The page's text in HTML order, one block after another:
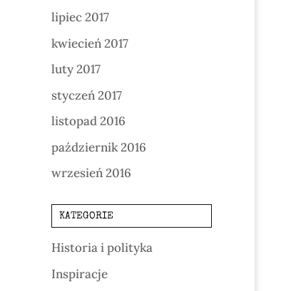
lipiec 2017
kwiecień 2017
luty 2017
styczeń 2017
listopad 2016
październik 2016
wrzesień 2016
KATEGORIE
Historia i polityka
Inspiracje